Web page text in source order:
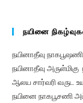
நயினை
நயினாதீவு
நயினாதீவு
ஆலய சார்வரி வருட
நயினை நாகபூசணி